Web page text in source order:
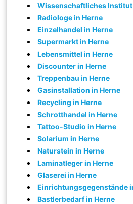
Wissenschaftliches Institut
Radiologe in Herne
Einzelhandel in Herne
Supermarkt in Herne
Lebensmittel in Herne
Discounter in Herne
Treppenbau in Herne
Gasinstallation in Herne
Recycling in Herne
Schrotthandel in Herne
Tattoo-Studio in Herne
Solarium in Herne
Naturstein in Herne
Laminatleger in Herne
Glaserei in Herne
Einrichtungsgegenstände
Bastlerbedarf in Herne